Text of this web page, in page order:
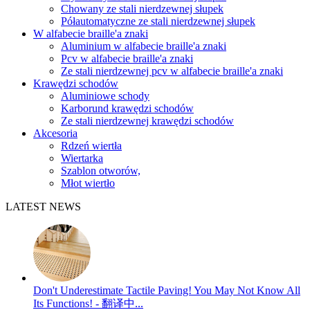
Chowany ze stali nierdzewnej słupek
Półautomatyczne ze stali nierdzewnej słupek
W alfabecie braille'a znaki
Aluminium w alfabecie braille'a znaki
Pcv w alfabecie braille'a znaki
Ze stali nierdzewnej pcv w alfabecie braille'a znaki
Krawędzi schodów
Aluminiowe schody
Karborund krawędzi schodów
Ze stali nierdzewnej krawędzi schodów
Akcesoria
Rdzeń wiertła
Wiertarka
Szablon otworów,
Młot wiertło
LATEST NEWS
Don't Underestimate Tactile Paving! You May Not Know All
Its Functions! - 翻译中...